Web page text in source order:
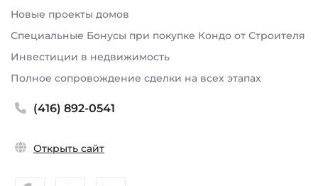
Новые проекты домов
Специальные Бонусы при покупке Кондо от Строителя
Инвестиции в недвижимость
Полное сопровождение сделки на всех этапах
(416) 892-0541
Открыть сайт